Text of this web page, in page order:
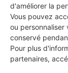
d'améliorer la
Vous pouvez
ou personnaliser
conservé
Pour plus
partenaires,